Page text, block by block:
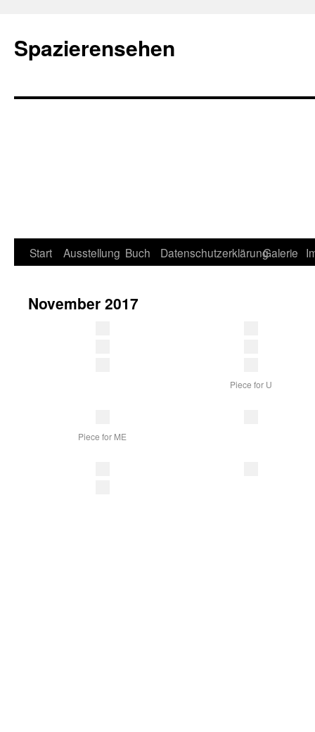
Spazierensehen
Start Ausstellung Buch DatenschutzerklärungGalerie
November 2017
Piece for U
Piece for ME